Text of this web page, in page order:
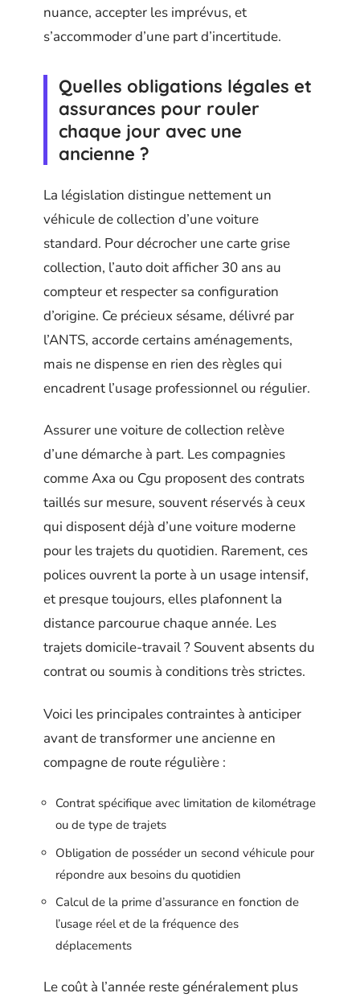
nuance, accepter les imprévus, et
s’accommoder d’une part d’incertitude.
Quelles obligations légales et
assurances pour rouler
chaque jour avec une
ancienne ?
La législation distingue nettement un
véhicule de collection d’une voiture
standard. Pour décrocher une carte grise
collection, l’auto doit afficher 30 ans au
compteur et respecter sa configuration
d’origine. Ce précieux sésame, délivré par
l’ANTS, accorde certains aménagements,
mais ne dispense en rien des règles qui
encadrent l’usage professionnel ou régulier.
Assurer une voiture de collection relève
d’une démarche à part. Les compagnies
comme Axa ou Cgu proposent des contrats
taillés sur mesure, souvent réservés à ceux
qui disposent déjà d’une voiture moderne
pour les trajets du quotidien. Rarement, ces
polices ouvrent la porte à un usage intensif,
et presque toujours, elles plafonnent la
distance parcourue chaque année. Les
trajets domicile-travail ? Souvent absents du
contrat ou soumis à conditions très strictes.
Voici les principales contraintes à anticiper
avant de transformer une ancienne en
compagne de route régulière :
Contrat spécifique avec limitation de kilométrage
ou de type de trajets
Obligation de posséder un second véhicule pour
répondre aux besoins du quotidien
Calcul de la prime d’assurance en fonction de
l’usage réel et de la fréquence des
déplacements
Le coût à l’année reste généralement plus